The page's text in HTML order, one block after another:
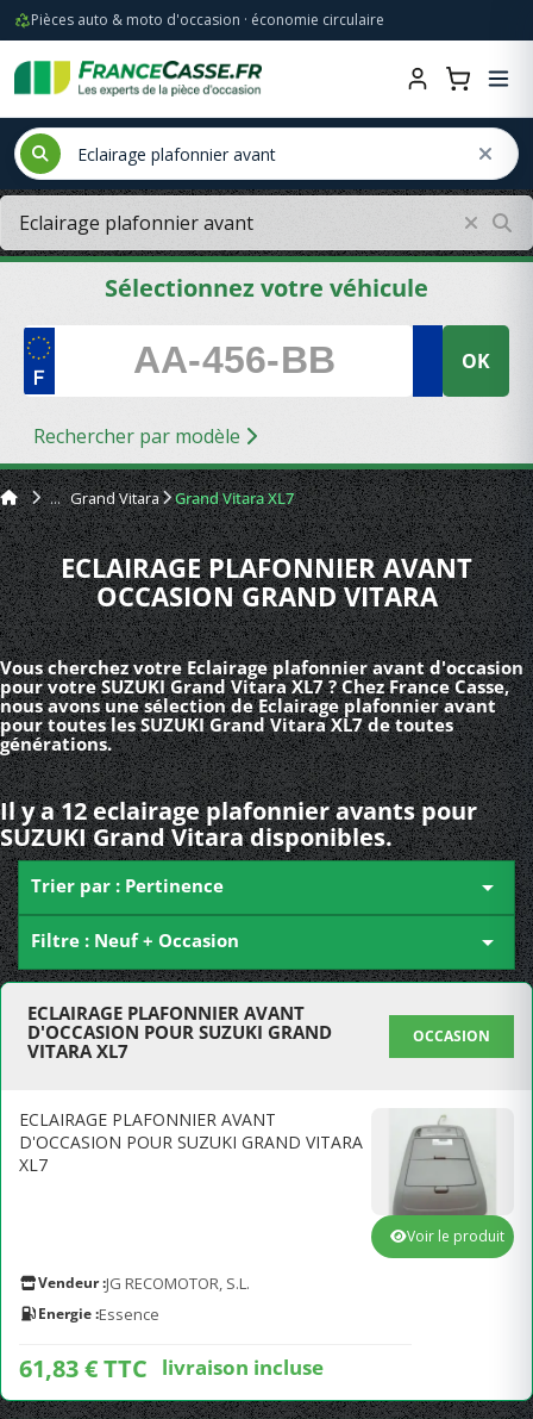
Pièces auto & moto d'occasion · économie circulaire
Sélectionnez votre véhicule
OK
Rechercher par modèle
Grand Vitara Grand Vitara XL7
ECLAIRAGE PLAFONNIER AVANT
OCCASION GRAND VITARA
Vous cherchez votre Eclairage plafonnier avant d'occasion
pour votre SUZUKI Grand Vitara XL7 ? Chez France Casse,
nous avons une sélection de Eclairage plafonnier avant
pour toutes les SUZUKI Grand Vitara XL7 de toutes
générations.
Il y a 12 eclairage plafonnier avants pour
SUZUKI Grand Vitara disponibles.
Trier par : Pertinence 
Filtre : Neuf + Occasion 
ECLAIRAGE PLAFONNIER AVANT
D'OCCASION POUR SUZUKI GRAND
VITARA XL7
OCCASION
ECLAIRAGE PLAFONNIER AVANT
D'OCCASION POUR SUZUKI GRAND VITARA
XL7
Vendeur :JG RECOMOTOR, S.L.
Energie :Essence
61,83 € TTC livraison incluse
Voir le produit